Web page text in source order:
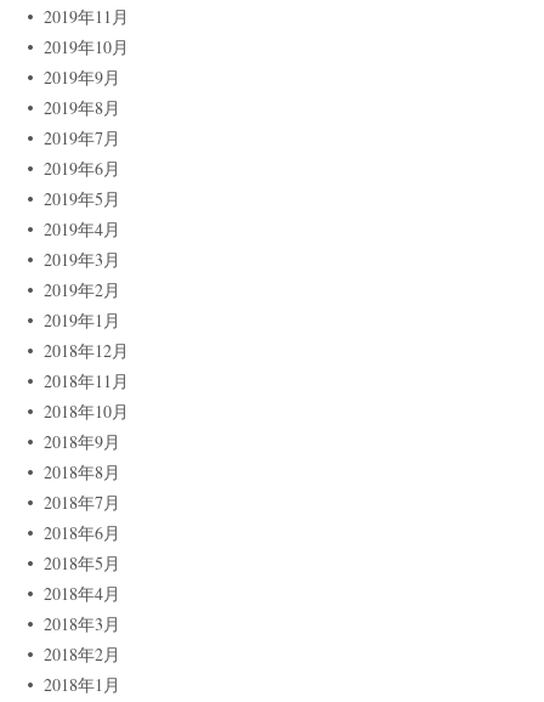
2019年11月
2019年10月
2019年9月
2019年8月
2019年7月
2019年6月
2019年5月
2019年4月
2019年3月
2019年2月
2019年1月
2018年12月
2018年11月
2018年10月
2018年9月
2018年8月
2018年7月
2018年6月
2018年5月
2018年4月
2018年3月
2018年2月
2018年1月